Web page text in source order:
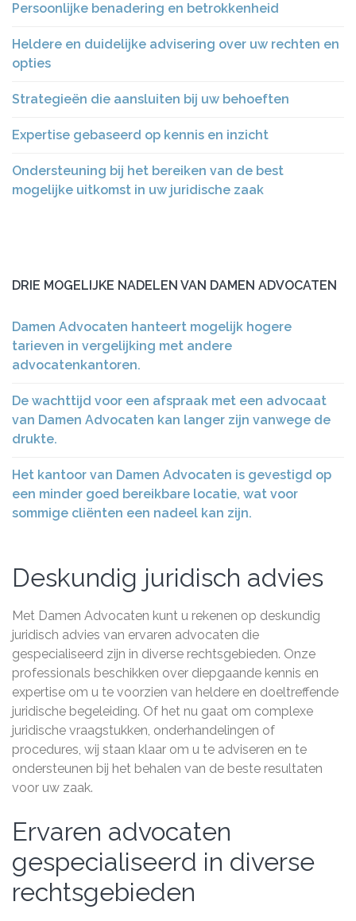
Persoonlijke benadering en betrokkenheid
Heldere en duidelijke advisering over uw rechten en
opties
Strategieën die aansluiten bij uw behoeften
Expertise gebaseerd op kennis en inzicht
Ondersteuning bij het bereiken van de best
mogelijke uitkomst in uw juridische zaak
DRIE MOGELIJKE NADELEN VAN DAMEN ADVOCATEN
Damen Advocaten hanteert mogelijk hogere
tarieven in vergelijking met andere
advocatenkantoren.
De wachttijd voor een afspraak met een advocaat
van Damen Advocaten kan langer zijn vanwege de
drukte.
Het kantoor van Damen Advocaten is gevestigd op
een minder goed bereikbare locatie, wat voor
sommige cliënten een nadeel kan zijn.
Deskundig juridisch advies
Met Damen Advocaten kunt u rekenen op deskundig
juridisch advies van ervaren advocaten die
gespecialiseerd zijn in diverse rechtsgebieden. Onze
professionals beschikken over diepgaande kennis en
expertise om u te voorzien van heldere en doeltreffende
juridische begeleiding. Of het nu gaat om complexe
juridische vraagstukken, onderhandelingen of
procedures, wij staan klaar om u te adviseren en te
ondersteunen bij het behalen van de beste resultaten
voor uw zaak.
Ervaren advocaten
gespecialiseerd in diverse
rechtsgebieden